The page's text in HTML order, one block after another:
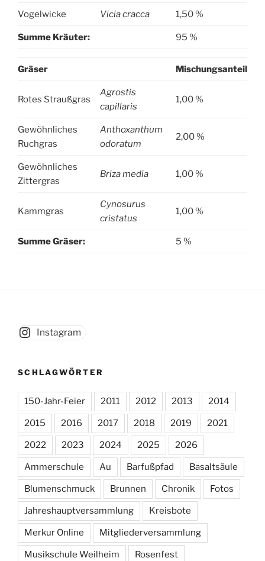
Vogelwicke Vicia cracca 1,50 %
Summe Kräuter: 95 %
Gräser Mischungsanteil
Rotes Straußgras
Agrostis
capillaris
1,00 %
Gewöhnliches
Ruchgras
Anthoxanthum
odoratum
2,00 %
Gewöhnliches
Zittergras
Briza media 1,00 %
Kammgras
Cynosurus
cristatus
1,00 %
Summe Gräser: 5 %
Instagram
SCHLAGWÖRTER
150-Jahr-Feier 2011 2012 2013 2014
2015 2016 2017 2018 2019 2021
2022 2023 2024 2025 2026
Ammerschule Au Barfußpfad Basaltsäule
Blumenschmuck Brunnen Chronik Fotos
Jahreshauptversammlung Kreisbote
Merkur Online Mitgliederversammlung
Musikschule Weilheim Rosenfest